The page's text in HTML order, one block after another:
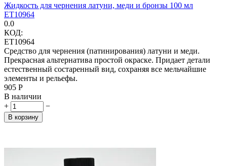
Жидкость для чернения латуни, меди и бронзы 100 мл
ET10964
0.0
КОД:
ET10964
Средство для чернения (патинирования) латуни и меди.
Прекрасная альтернатива простой окраске. Придает детали
естественный состаренный вид, сохраняя все мельчайшие
элементы и рельефы.
‍905‍ Р
В наличии
+
−
В корзину